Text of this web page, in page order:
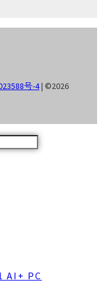
号-4| ©2026
AI+ PC